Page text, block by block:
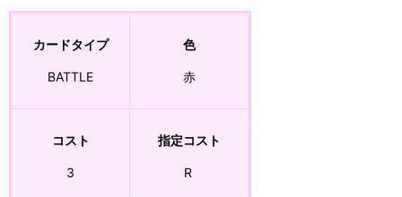
カードタイプ
BATTLE
色
赤
コスト
3
指定コスト
R